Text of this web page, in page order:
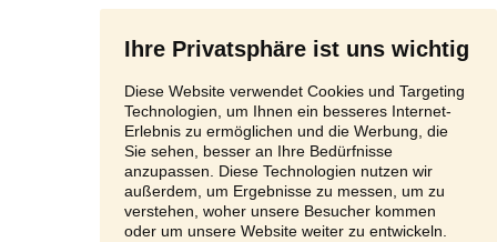
Ihre Privatsphäre ist uns wichtig
Diese Website verwendet Cookies und Targeting
Technologien, um Ihnen ein besseres Internet-
Erlebnis zu ermöglichen und die Werbung, die
Sie sehen, besser an Ihre Bedürfnisse
anzupassen. Diese Technologien nutzen wir
außerdem, um Ergebnisse zu messen, um zu
verstehen, woher unsere Besucher kommen
oder um unsere Website weiter zu entwickeln.